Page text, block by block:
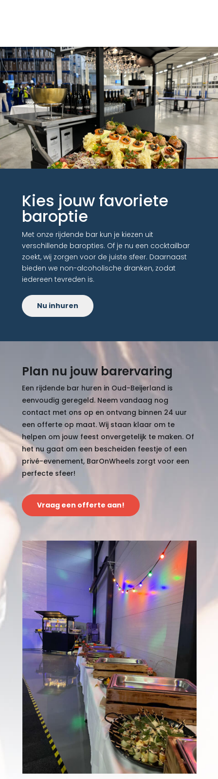
Kies jouw favoriete
baroptie
Met onze rijdende bar kun je kiezen uit
verschillende baropties. Of je nu een cocktailbar
zoekt, wij zorgen voor de juiste sfeer. Daarnaast
bieden we non-alcoholische dranken, zodat
iedereen tevreden is.
Nu inhuren
Plan nu jouw barervaring
Een rijdende bar huren in Oud-Beijerland is
eenvoudig geregeld. Neem vandaag nog
contact met ons op en ontvang binnen 24 uur
een offerte op maat. Wij staan klaar om te
helpen om jouw feest onvergetelijk te maken. Of
het nu gaat om een bescheiden feestje of een
privé-evenement, BarOnWheels zorgt voor een
perfecte sfeer!
Vraag een offerte aan!